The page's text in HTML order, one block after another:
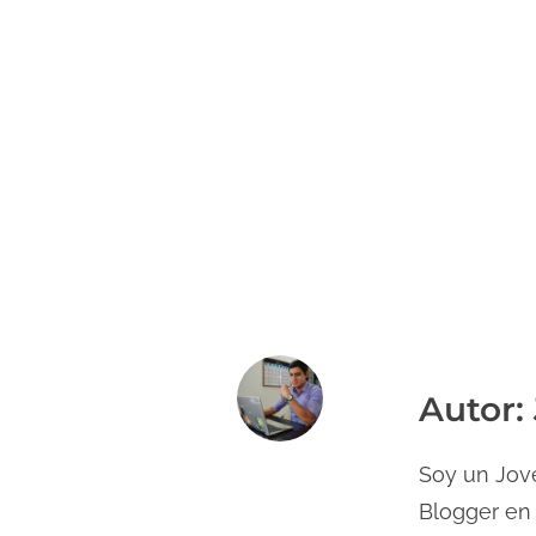
Autor:
Soy un
Blogger